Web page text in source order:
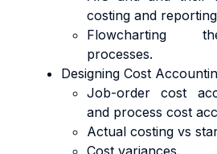
costing and
Flowcharting
processes.
Designing Cost
Job-order cost
and process cost
Actual costing vs
Cost variances.